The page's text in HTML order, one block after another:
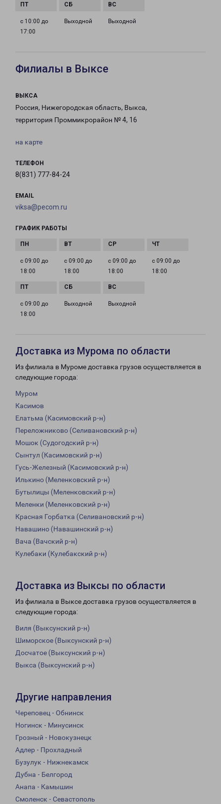
с 10:00 до
17:00
Выходной Выходной
Филиалы в Выксе
ВЫКСА
Россия, Нижегородская область, Выкса,
территория Проммикрорайон № 4, 16
на карте
ТЕЛЕФОН
8(831) 777-84-24
EMAIL
viksa@pecom.ru
ГРАФИК РАБОТЫ
с 09:00 до
18:00
с 09:00 до
18:00
с 09:00 до
18:00
с 09:00 до
18:00
с 09:00 до
18:00
Выходной Выходной
Доставка из Мурома по области
Из филиала в Муроме доставка грузов осуществляется в
следующие города:
Муром
Касимов
Елатьма (Касимовский р-н)
Переложниково (Селивановский р-н)
Мошок (Судогодский р-н)
Сынтул (Касимовский р-н)
Гусь-Железный (Касимовский р-н)
Илькино (Меленковский р-н)
Бутылицы (Меленковский р-н)
Меленки (Меленковский р-н)
Красная Горбатка (Селивановский р-н)
Навашино (Навашинский р-н)
Вача (Вачский р-н)
Кулебаки (Кулебакский р-н)
Доставка из Выксы по области
Из филиала в Выксе доставка грузов осуществляется в
следующие города:
Виля (Выксунский р-н)
Шиморское (Выксунский р-н)
Досчатое (Выксунский р-н)
Выкса (Выксунский р-н)
Другие направления
Череповец - Обнинск
Ногинск - Минусинск
Грозный - Новокузнецк
Адлер - Прохладный
Бузулук - Нижнекамск
Дубна - Белгород
Анапа - Камышин
Смоленск - Севастополь